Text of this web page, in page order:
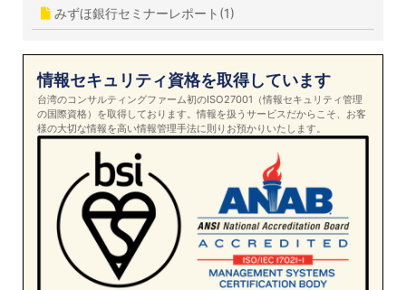
みずほ銀行セミナーレポート(1)
情報セキュリティ資格を取得しています
台湾のコンサルティングファーム初のISO27001（情報セキュリティ管理
の国際資格）を取得しております。情報を扱うサービスだからこそ、お客
様の大切な情報を高い情報管理手法に則りお預かりいたします。